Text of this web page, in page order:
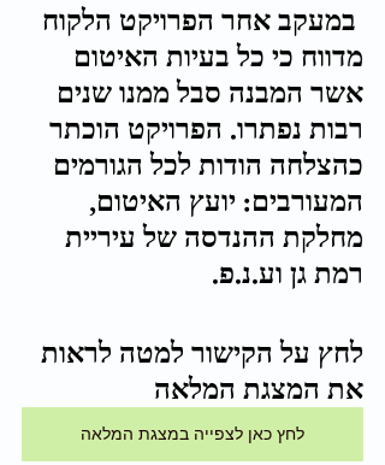
במעקב אחר הפרויקט הלקוח
מדווח כי כל בעיות האיטום
אשר המבנה סבל ממנו שנים
רבות נפתרו. הפרויקט הוכתר
כהצלחה הודות לכל הגורמים
המעורבים: יועץ האיטום,
מחלקת ההנדסה של עיריית
רמת גן וע.נ.פ.
לחץ על הקישור למטה לראות
את המצגת המלאה
לחץ כאן לצפייה במצגת המלאה